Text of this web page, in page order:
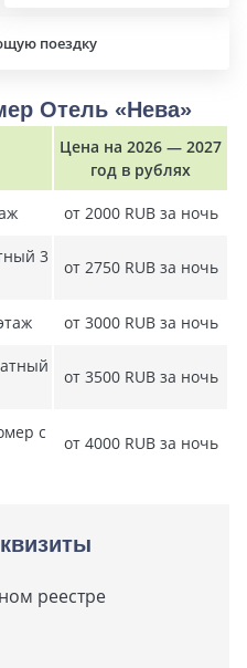
поездку
Отель «Нева»
Цена на 2026 — 2027
год в рублях
от 2000 RUB за ночь
3
от 2750 RUB за ночь
от 3000 RUB за ночь
от 3500 RUB за ночь
с
от 4000 RUB за ночь
реестре